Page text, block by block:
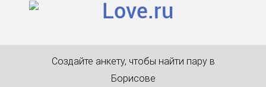
Создайте анкету, чтобы найти пару в
Борисове